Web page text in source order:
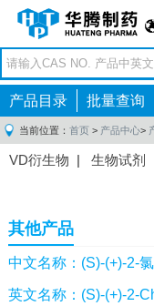
产品目录 批量查询
当前位置： 首页 > 产品中心>
VD衍生物 | 生物试剂
间体|抗高血压药物中
感染药物中间体
体 |抗精神病药物中间
药中间体|其他原料
其他产品
中文名称：(S)-(+)-2-
英文名称：(S)-(+)-2-